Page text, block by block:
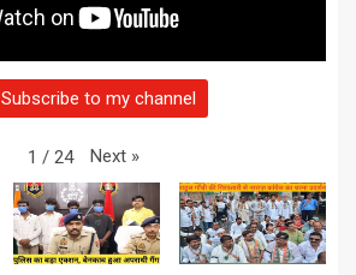
Subscribe to my channel
1 / 24 Next »